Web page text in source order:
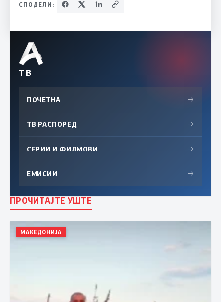
СПОДЕЛИ:
ТВ
ПОЧЕТНА →
ТВ РАСПОРЕД →
СЕРИИ И ФИЛМОВИ →
ЕМИСИИ →
ПРОЧИТАЈТЕ УШТЕ
МАКЕДОНИЈА